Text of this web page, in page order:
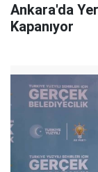
Ankara'da
Kapanıyor